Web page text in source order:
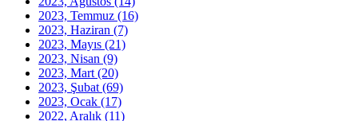
2023, Temmuz (16)
2023, Haziran (7)
2023, Mayıs (21)
2023, Nisan (9)
2023, Mart (20)
2023, Şubat (69)
2023, Ocak (17)
2022, Aralık (11)